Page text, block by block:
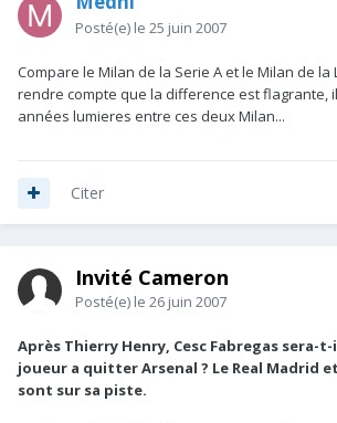
Posté(e) le 25 juin 2007
Compare le Milan de la Serie A et le Milan de la
rendre compte que la difference est flagrante,
années lumieres entre ces deux Milan...
Citer
Invité Cameron
Posté(e) le 26 juin 2007
Après Thierry Henry, Cesc Fabregas sera-
joueur a quitter Arsenal ? Le Real Madrid
sont sur sa piste.